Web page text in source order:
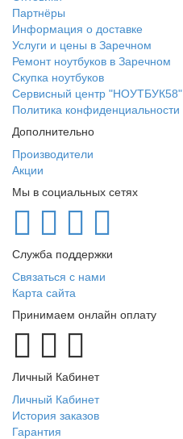
Партнёры
Информация о доставке
Услуги и цены в Заречном
Ремонт ноутбуков в Заречном
Скупка ноутбуков
Сервисный центр "НОУТБУК58"
Политика конфиденциальности
Дополнительно
Производители
Акции
Мы в социальных сетях
Служба поддержки
Связаться с нами
Карта сайта
Принимаем онлайн оплату
Личный Кабинет
Личный Кабинет
История заказов
Гарантия